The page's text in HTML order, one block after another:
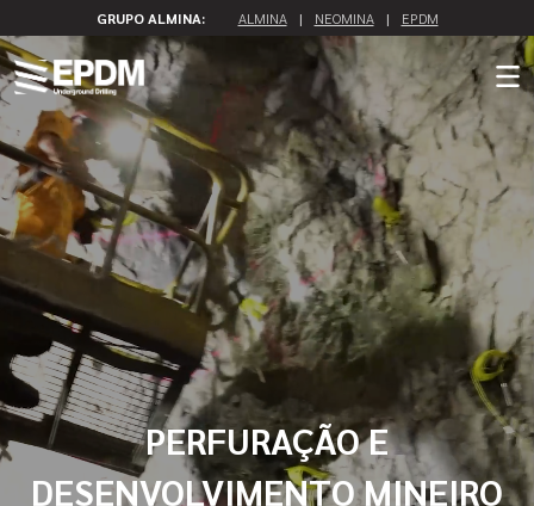
GRUPO ALMINA: ALMINA | NEOMINA | EPDM
PERFURAÇÃO E
DESENVOLVIMENTO MINEIRO